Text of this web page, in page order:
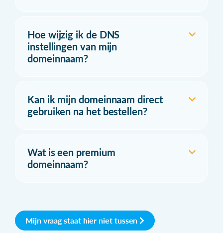
Hoe wijzig ik de DNS
instellingen van mijn
domeinnaam?
Kan ik mijn domeinnaam direct
gebruiken na het bestellen?
Wat is een premium
domeinnaam?
Mijn vraag staat hier niet tussen